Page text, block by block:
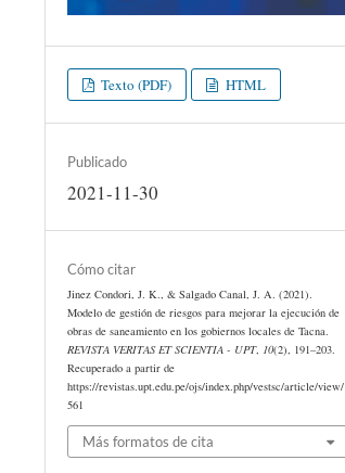
Texto (PDF) HTML
Publicado
2021-11-30
Cómo citar
Jinez Condori, J. K., & Salgado Canal, J. A. (2021).
Modelo de gestión de riesgos para mejorar la ejecución de
obras de saneamiento en los gobiernos locales de Tacna.
REVISTA VERITAS ET SCIENTIA - UPT, 10(2), 191–203.
Recuperado a partir de
https://revistas.upt.edu.pe/ojs/index.php/vestsc/article/view/
561
Más formatos de cita